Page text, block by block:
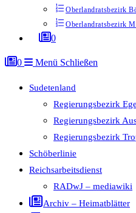
Oberlandratsbezirk
Oberlandratsbezirk
0
0 Menü Schließen
Sudetenland
Regierungsbezirk
Regierungsbezirk
Regierungsbezirk
Schöberlinie
Reichsarbeitsdienst
RADwJ – mediawiki
Archiv – Heimatblätter